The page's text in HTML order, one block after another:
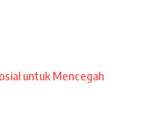
untuk Mencegah